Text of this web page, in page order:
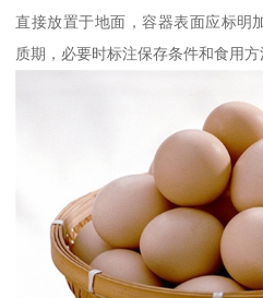
直接放置于地面，容器表面应标明
质期，必要时标注保存条件和食用方